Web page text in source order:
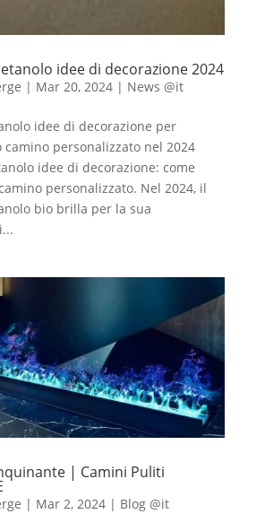
idee di decorazione 2024
| Mar 20, 2024| News @it
idee di decorazione per
personalizzato nel 2024
idee di decorazione: come
personalizzato. Nel 2024, il
bio brilla per la sua
| Camini Puliti
| Mar 2, 2024| Blog @it